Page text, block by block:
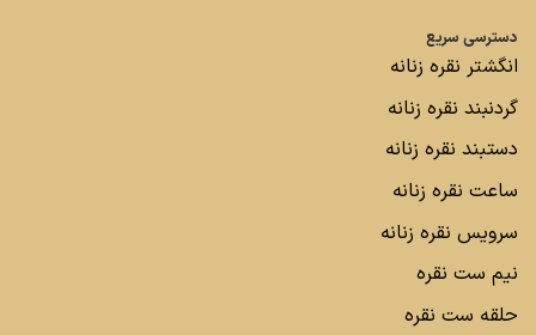
دسترسی سریع
انگشتر نقره زنانه
گردنبند نقره زنانه
دستبند نقره زنانه
ساعت نقره زنانه
سرویس نقره زنانه
نیم ست نقره
حلقه ست نقره